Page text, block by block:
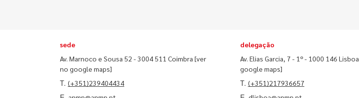
sede
Av. Marnoco e Sousa 52 - 3004 511 Coimbra [ver
no google maps]
T. (+351)239404434
delegação
Av. Elias Garcia, 7 - 1º - 1000 146 Lisboa
google maps]
T. (+351)217936657